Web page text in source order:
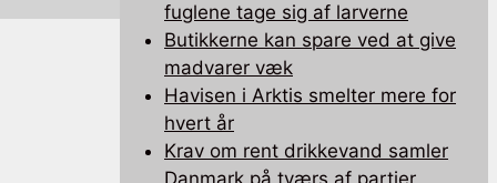
fuglene tage sig af larverne
Butikkerne kan spare ved at give
madvarer væk
Havisen i Arktis smelter mere for
hvert år
Krav om rent drikkevand samler